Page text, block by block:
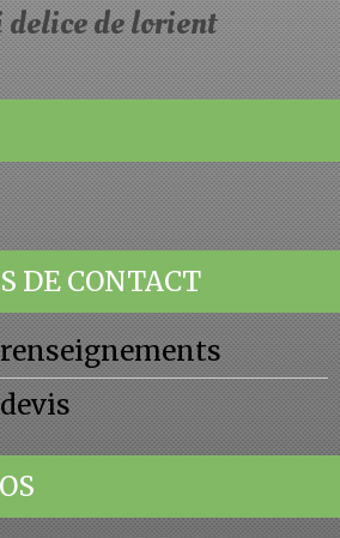
de lorient
DE CONTACT